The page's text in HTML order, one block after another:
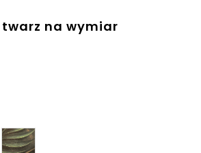
na wymiar
Beton
strukturalny